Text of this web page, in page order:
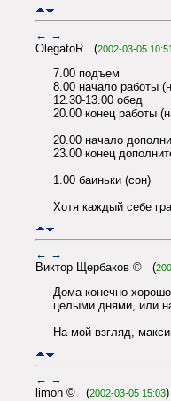
← →
OlegatoR (2002-03-05 10:51
7.00 подъем
8.00 начало работы
12.30-13.00 обед
20.00 конец работы
20.00 начало
23.00 конец
1.00 баиньки (сон)
Хотя каждый себе
← →
Виктор Щербаков © (
Дома конечно
целыми днями, или
На мой взгляд,
← →
limon © (2002-03-05 15:03)